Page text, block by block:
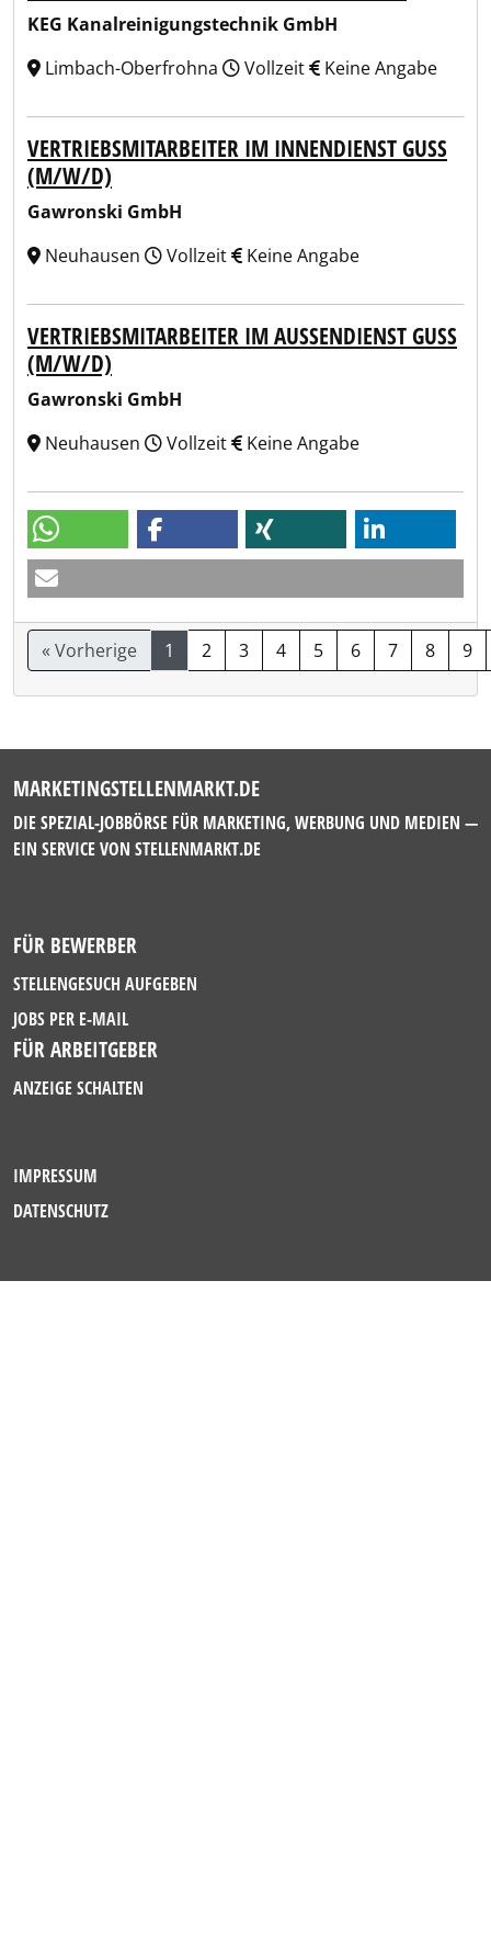
KEG Kanalreinigungstechnik GmbH
Limbach-Oberfrohna
Vollzeit Keine Angabe
VERTRIEBSMITARBEITER IM INNENDIENST GUSS
(M/W/D)
Gawronski GmbH
Neuhausen
Vollzeit Keine Angabe
VERTRIEBSMITARBEITER IM AUSSENDIENST GUSS (
M/W/D)
Gawronski GmbH
Neuhausen
Vollzeit Keine Angabe
« Vorherige 1 2 3 4 5 6 7 8 9
MARKETINGSTELLENMARKT.DE
DIE SPEZIAL-JOBBÖRSE FÜR MARKETING, WERBUNG UND MEDIEN —
EIN SERVICE VON STELLENMARKT.DE
FÜR BEWERBER
STELLENGESUCH AUFGEBEN
JOBS PER E-MAIL
FÜR ARBEITGEBER
ANZEIGE SCHALTEN
IMPRESSUM
DATENSCHUTZ